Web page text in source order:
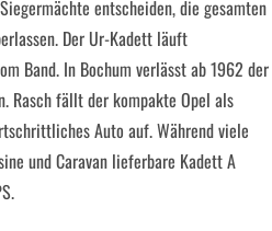
entscheiden, die gesamten
Der Ur-Kadett läuft
Band. In Bochum verlässt ab 1962 der
Rasch fällt der kompakte Opel als
Auto auf. Während viele
und Caravan lieferbare Kadett A